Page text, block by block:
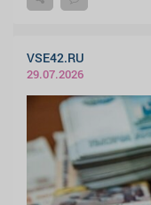
VSE42.RU
29.07.2026